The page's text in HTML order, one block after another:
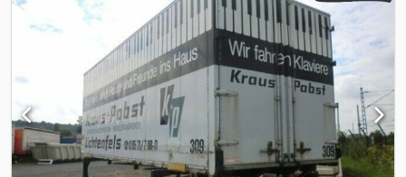
uși portale Construcție: caroserie tip cutie pentru mobilă Cedji
Rri Rspfx Ahmerf Greutate proprie: 2650 kg INFORMAȚIILE DESPRE
ACCESORII SUNT FĂRĂ GARANȚIE, cu rezervă pentru modificări,
vânzare intermediară și erori!